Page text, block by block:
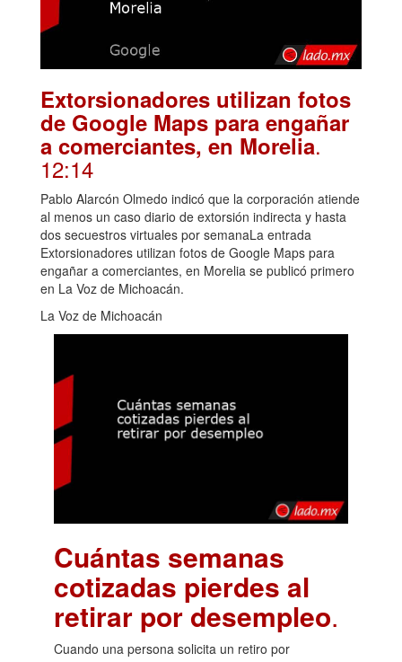
Extorsionadores utilizan fotos
de Google Maps para engañar
a comerciantes, en Morelia.
12:14
Pablo Alarcón Olmedo indicó que la corporación atiende
al menos un caso diario de extorsión indirecta y hasta
dos secuestros virtuales por semanaLa entrada
Extorsionadores utilizan fotos de Google Maps para
engañar a comerciantes, en Morelia se publicó primero
en La Voz de Michoacán.
La Voz de Michoacán
Cuántas semanas
cotizadas pierdes al
retirar por desempleo.
Cuando una persona solicita un retiro por